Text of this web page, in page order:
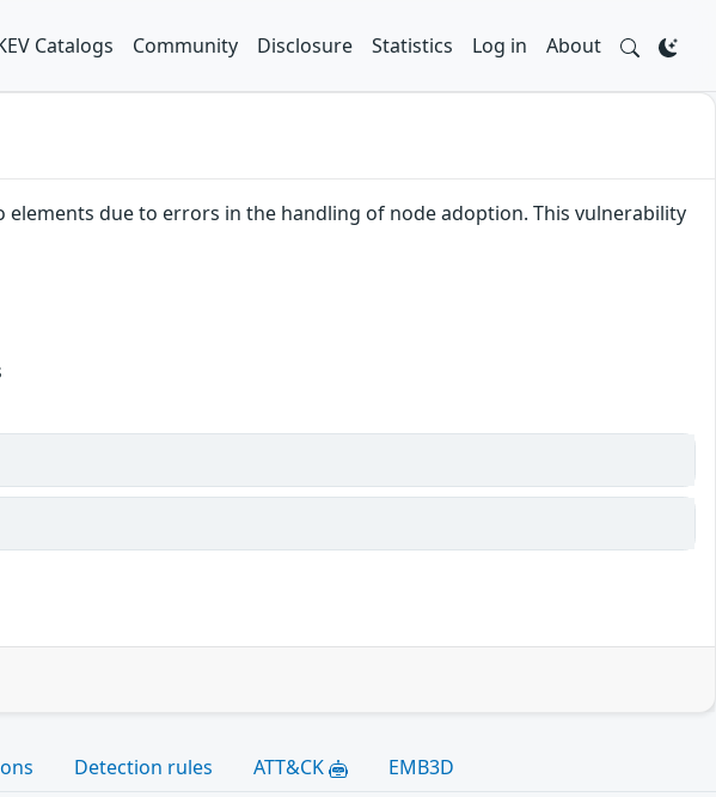
Catalogs Community Disclosure Statistics Log in About
due to errors in the handling of node adoption. This vulnerability
Detection rules ATT&CK EMB3D